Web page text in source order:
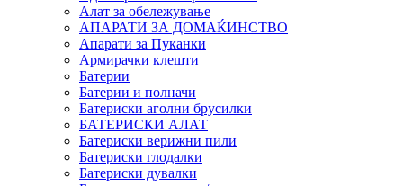
Алат за обележување
АПАРАТИ ЗА ДОМАЌИНСТВО
Апарати за Пуканки
Армирачки клешти
Батерии
Батерии и полначи
Батериски аголни брусилки
БАТЕРИСКИ АЛАТ
Батериски верижни пили
Батериски глодалки
Батериски дувалки